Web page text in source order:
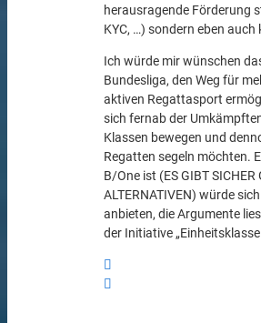
herausragende Förderung
KYC, …) sondern eben auch
Ich würde mir wünschen
Bundesliga, den Weg für
aktiven Regattasport
sich fernab der
Klassen bewegen und
Regatten segeln möchten.
B/One ist (ES GIBT SICHER
ALTERNATIVEN) würde
anbieten, die Argumente
der Initiative